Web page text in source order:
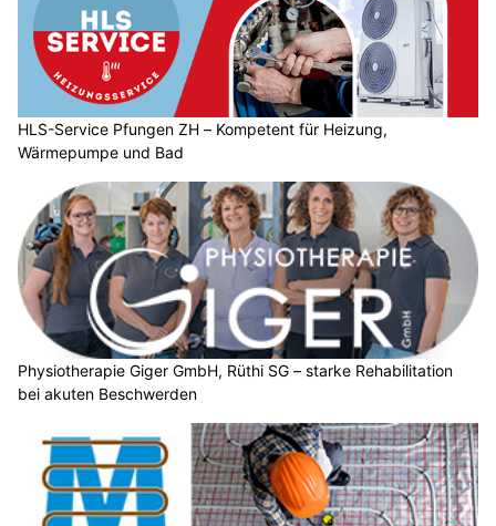
HLS-Service Pfungen ZH – Kompetent für Heizung,
Wärmepumpe und Bad
Physiotherapie Giger GmbH, Rüthi SG – starke Rehabilitation
bei akuten Beschwerden